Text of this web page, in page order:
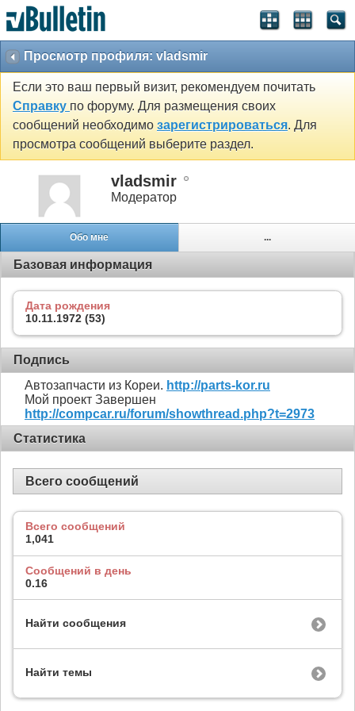
Просмотр профиля: vladsmir
Если это ваш первый визит, рекомендуем почитать
Справку по форуму. Для размещения своих
сообщений необходимо зарегистрироваться. Для
просмотра сообщений выберите раздел.
vladsmir
Модератор
Обо мне ...
Базовая информация
Дата рождения
10.11.1972 (53)
Подпись
Автозапчасти из Кореи. http://parts-kor.ru
Мой проект Завершен
http://compcar.ru/forum/showthread.php?t=2973
Статистика
Всего сообщений
Всего сообщений
1,041
Сообщений в день
0.16
Найти сообщения
Найти темы